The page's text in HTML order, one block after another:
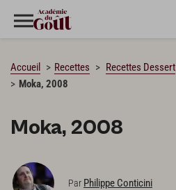
Accueil Recettes Recettes Dessert
Moka, 2008
Moka, 2008
Par Philippe Conticini
CHARGEMENT…